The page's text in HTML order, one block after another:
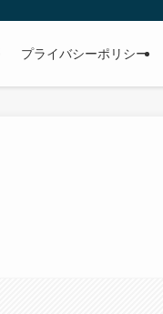
プライバシーポリシー